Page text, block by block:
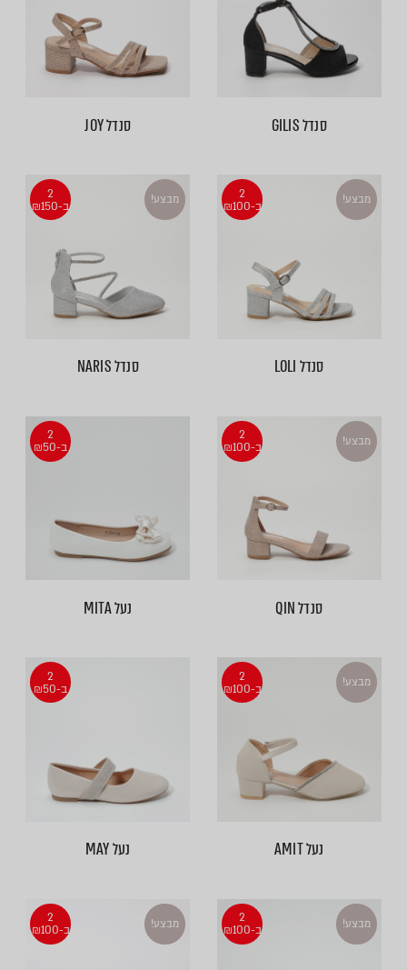
סנדל GILIS סנדל JOY
2
ב-₪100
מבצע!
סנדל LOLI
2
ב-₪150
מבצע!
סנדל NARIS
2
ב-₪100
מבצע!
סנדל QIN
2
ב-₪50
נעל MITA
2
ב-₪100
מבצע!
נעל AMIT
2
ב-₪50
נעל MAY
2
ב-₪100
מבצע!
2
ב-₪100
מבצע!